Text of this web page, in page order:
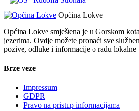
Općina Lokve
Općina Lokve smještena je u Gorskom
jezerima. Ovdje možete pronaći sve
pozive, odluke i informacije o radu lokalne
Brze veze
Impressum
GDPR
Pravo na pristup informacijama